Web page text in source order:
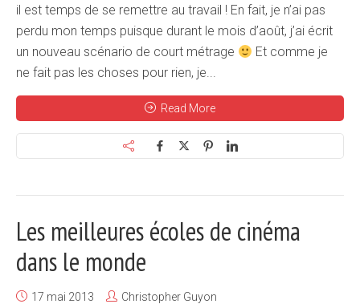
il est temps de se remettre au travail ! En fait, je n’ai pas
perdu mon temps puisque durant le mois d’août, j’ai écrit
un nouveau scénario de court métrage
Et comme je
ne fait pas les choses pour rien, je...
Read More
Les meilleures écoles de cinéma
dans le monde
17 mai 2013
Christopher Guyon